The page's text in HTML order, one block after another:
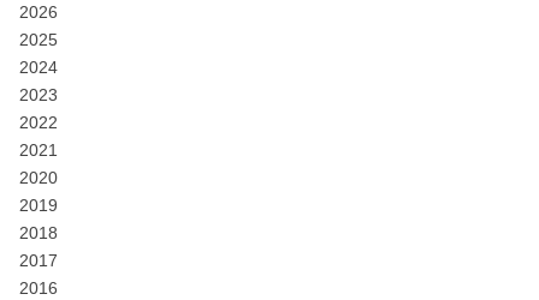
2026
2025
2024
2023
2022
2021
2020
2019
2018
2017
2016